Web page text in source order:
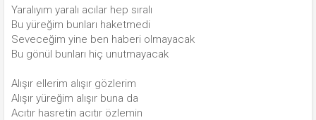
Yaralıyım yaralı acılar hep sıralı
Bu yüreğim bunları haketmedi
Seveceğim yine ben haberi olmayacak
Bu gönül bunları hiç unutmayacak
Alışır ellerim alışır gözlerim
Alışır yüreğim alışır buna da
Acıtır hasretin acıtır özlemin